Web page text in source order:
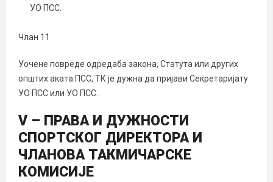
УО ПСС.
Члан 11
Уочене повреде одредаба закона, Статута или других
општих аката ПСС, ТК је дужна да пријави Секретаријату
УО ПСС или УО ПСС.
V – ПРАВА И ДУЖНОСТИ
СПОРТСКОГ ДИРЕКТОРА И
ЧЛАНОВА ТАКМИЧАРСКЕ
КОМИСИЈЕ